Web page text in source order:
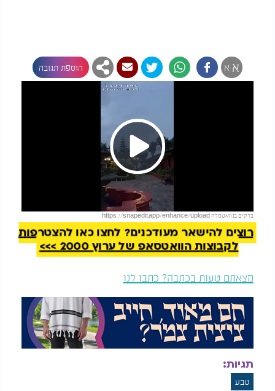
א א הוספת תגובה
Play
Video
ברקים בגוואטמלה https://snapedit.app/enhance/upload
להמשך קריאה
רוצים להישאר מעודכנים? לחצו כאן להצטרפות
לקבוצות הוואטסאפ של ערוץ 2000 >>>
מצאתם טעות בכתבה? כתבו לנו
תגיות:
טבע